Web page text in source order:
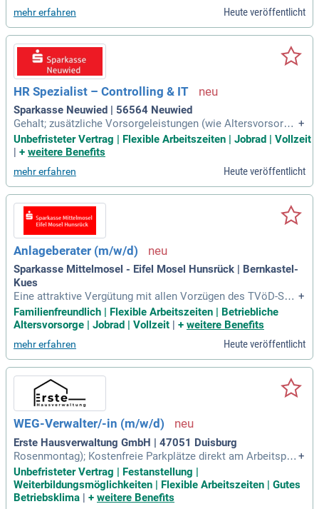
mehr erfahren Heute veröffentlicht
HR Spezialist – Controlling & IT
Sparkasse Neuwied | 56564 Neuwied
Gehalt; zusätzliche Vorsorgeleistungen (wie Altersvorsorge
und Zusatzkrankenversicherung); Urlaub: 32 Tage; Sonderurl
aubstage; Work-Life: Mobiles Arbeiten; flexible Arbeitszeitm
assage vor Ort
+
Unbefristeter Vertrag | Flexible Arbeitszeiten | Jobrad | Vollzeit
| + weitere Benefits
mehr erfahren Heute veröffentlicht
Anlageberater (m/w/d)
Sparkasse Mittelmosel - Eifel Mosel Hunsrück | Bernkastel-
Kues
Eine attraktive Vergütung mit allen Vorzügen des TVöD-Spa
rkassen und eine gute betriebliche Altersvorsorge sowie we
itere Sozialleistungen (z.B. betriebliche Krankenzusatzversic
+
Familienfreundlich | Flexible Arbeitszeiten | Betriebliche
Altersvorsorge | Jobrad | Vollzeit
+ weitere Benefits
mehr erfahren Heute veröffentlicht
WEG-Verwalter/-in (m/w/d)
Erste Hausverwaltung GmbH | 47051 Duisburg
Rosenmontag); Kostenfreie Parkplätze direkt am Arbeitsplat
z; Regelmäßige Teamevents und gemeinsame Aktivitäten s
owie ein positives Arbeitsklima; Kostenlose Getränke (Kaff
ee, Tee, Wasser), Süßigkeiten & Eis frei; Betriebliche Kranke
+
Unbefristeter Vertrag | Festanstellung |
Weiterbildungsmöglichkeiten | Flexible Arbeitszeiten | Gutes
Betriebsklima | + weitere Benefits